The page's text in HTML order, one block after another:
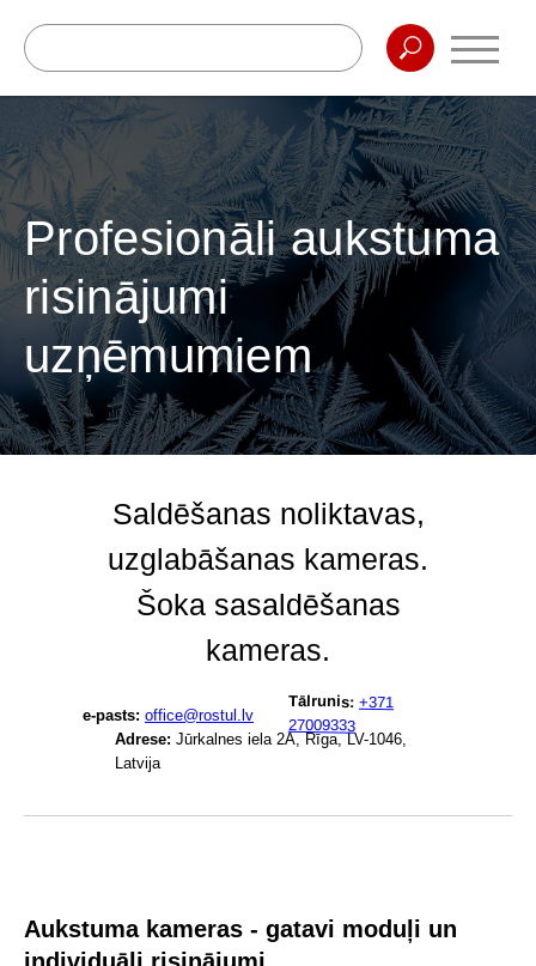
Profesionāli aukstuma
risinājumi
uzņēmumiem
Saldēšanas noliktavas,
uzglabāšanas kameras.
Šoka sasaldēšanas
kameras.
Adrese: Jūrkalnes iela 2A, Rīga, LV-1046,
Latvija
e-pasts: office@rostul.lv
Tālrunis: +371
27009333
Aukstuma kameras - gatavi moduļi un